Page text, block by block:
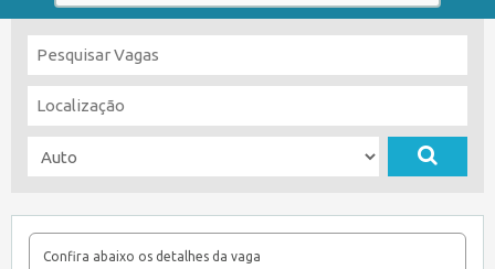
Confira abaixo os detalhes da vaga